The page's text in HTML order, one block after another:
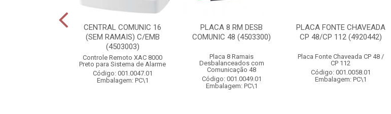
CENTRAL COMUNIC 16
(SEM RAMAIS) C/EMB
(4503003)
Controle Remoto XAC 8000
Preto para Sistema de Alarme
Código: 001.0047.01
Embalagem: PC\1
PLACA 8 RM DESB
COMUNIC 48 (4503300)
Placa 8 Ramais
Desbalanceados com
Comunicação 48
Código: 001.0049.01
Embalagem: PC\1
PLACA FONTE CHAVEADA
CP 48/CP 112 (4920442)
Placa Fonte Chaveada CP 48 /
CP 112
Código: 001.0058.01
Embalagem: PC\1